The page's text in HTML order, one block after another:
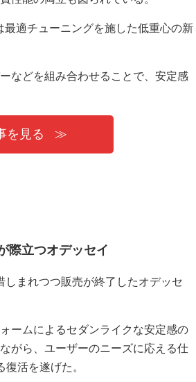
適チューニングを施した低重心の新
などを組み合わせることで、安定感
を見る
際立つオデッセイ
まれつつ販売が終了したオデッセ
ームによるセダンライクな安定感の
がら、ユーザーのニーズに応える仕
活を遂げた。